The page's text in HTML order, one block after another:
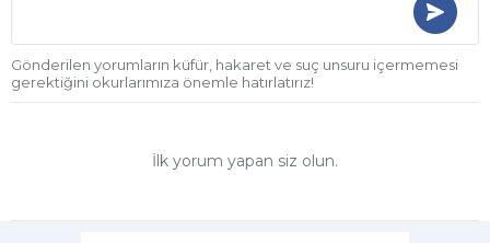
Gönderilen yorumların küfür, hakaret ve suç unsuru içermemesi
gerektiğini okurlarımıza önemle hatırlatırız!
İlk yorum yapan siz olun.